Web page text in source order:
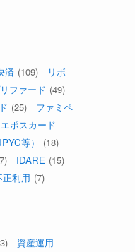
済 (109)
リボ
ファード (49)
(25)
ファミペ
エポスカード
等）
(18)
IDARE (15)
正利用 (7)
資産運用